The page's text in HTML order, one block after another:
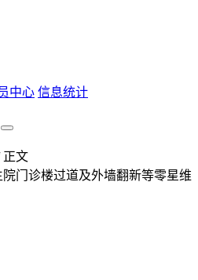
中心 信息统计
正文
门诊楼过道及外墙翻新等零星维